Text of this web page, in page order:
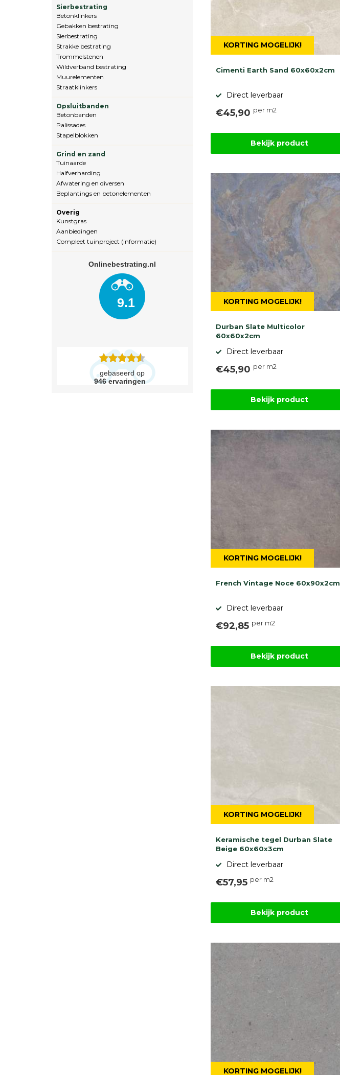
Sierbestrating
Betonklinkers
Gebakken bestrating
Sierbestrating
Strakke bestrating
Trommelstenen
Wildverband bestrating
Muurelementen
Straatklinkers
Opsluitbanden
Betonbanden
Palissades
Stapelblokken
Grind en zand
Tuinaarde
Halfverharding
Afwatering en diversen
Beplantings en betonelementen
Overig
Kunstgras
Aanbiedingen
Compleet tuinproject (informatie)
Onlinebestrating.nl
9.1
gebaseerd op
946 ervaringen
KORTING MOGELIJK!
Cimenti Earth Sand 60x60x2cm
Direct leverbaar
€45,90 per m2
Bekijk product
KORTING MOGELIJK!
Durban Slate Multicolor
60x60x2cm
Direct leverbaar
€45,90 per m2
Bekijk product
KORTING MOGELIJK!
French Vintage Noce 60x90x2cm
Direct leverbaar
€92,85 per m2
Bekijk product
KORTING MOGELIJK!
Keramische tegel Durban Slate
Beige 60x60x3cm
Direct leverbaar
€57,95 per m2
Bekijk product
KORTING MOGELIJK!